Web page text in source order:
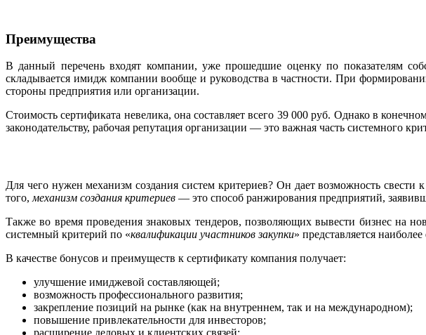
Преимущества
В данный перечень входят компании, уже прошедшие оценку по показателям
складывается имидж компании вообще и руководства в частности. При
стороны предприятия или организации.
Стоимость сертификата невелика, она составляет всего 39 000 руб. Однако в
законодательству, рабочая репутация организации — это важная часть системного
Для чего нужен механизм создания систем критериев? Он дает возможность
того,механизм создания критериев — это способ ранжирования предприятий,
Также во время проведения знаковых тендеров, позволяющих вывести бизнес на
системный критерий по «квалификации участников закупки» представляется
В качестве бонусов и преимуществ к сертификату компания получает:
улучшение имиджевой составляющей;
возможность профессионального развития;
закрепление позиций на рынке (как на внутреннем, так и на международном);
повышение привлекательности для инвесторов;